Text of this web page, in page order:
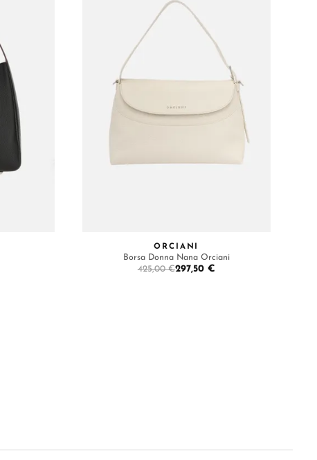
ORCIANI
Borsa Donna Nana Orciani
425,00 €297,50 €